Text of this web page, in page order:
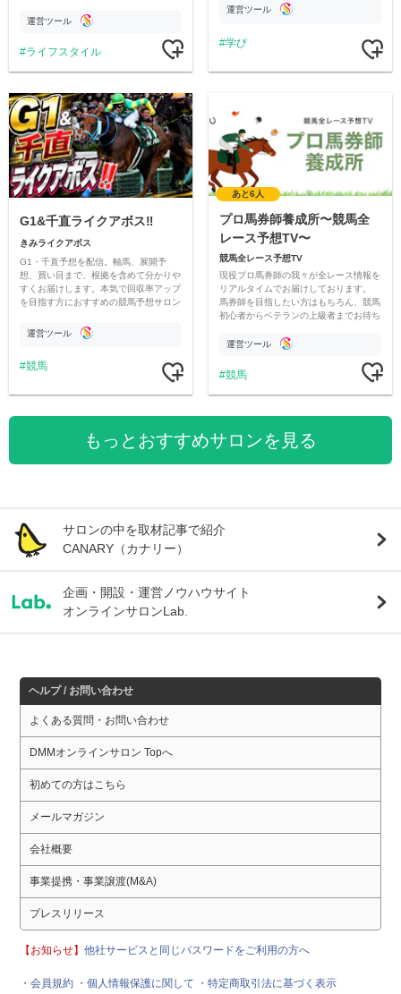
ただいています。
運営ツール
ライフスタイル
す運営ツール
学び
G1&千直ライクアボス‼️
きみライクアボス
G1・千直予想を配信。軸馬、展開予
想、買い目まで、根拠を含めて分かりや
すくお届けします。本気で回収率アップ
を目指す方におすすめの競馬予想サロン
運営ツール
競馬
あと6人
プロ馬券師養成所〜競馬全
レース予想TV〜
競馬全レース予想TV
現役プロ馬券師の我々が全レース情報を
リアルタイムでお届けしております。
馬券師を目指したい方はもちろん、競馬
初心者からベテランの上級者までお待ち
運営ツール
競馬
もっとおすすめサロンを見る
サロンの中を取材記事で紹介
CANARY（カナリー）
企画・開設・運営ノウハウサイト
オンラインサロンLab.
ヘルプ / お問い合わせ
よくある質問・お問い合わせ
DMMオンラインサロン Topへ
初めての方はこちら
メールマガジン
会社概要
事業提携・事業譲渡(M&A)
プレスリリース
【お知らせ】他社サービスと同じパスワードをご利用の方へ
・会員規約 ・個人情報保護に関して ・特定商取引法に基づく表示